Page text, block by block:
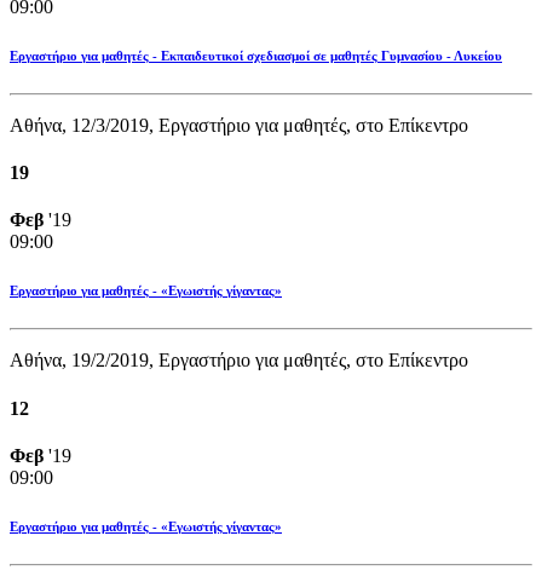
09:00
Εργαστήριο για μαθητές - Εκπαιδευτικοί σχεδιασμοί σε μαθητές Γυμνασίου - Λυκείου
Αθήνα, 12/3/2019, Εργαστήριο για μαθητές, στο Επίκεντρο
19
Φεβ '19
09:00
Εργαστήριο για μαθητές - «Εγωιστής γίγαντας»
Αθήνα, 19/2/2019, Εργαστήριο για μαθητές, στο Επίκεντρο
12
Φεβ '19
09:00
Εργαστήριο για μαθητές - «Εγωιστής γίγαντας»